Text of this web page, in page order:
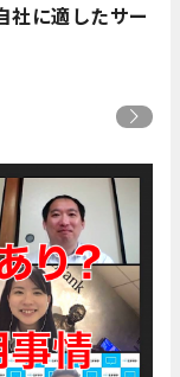
社に適したサー